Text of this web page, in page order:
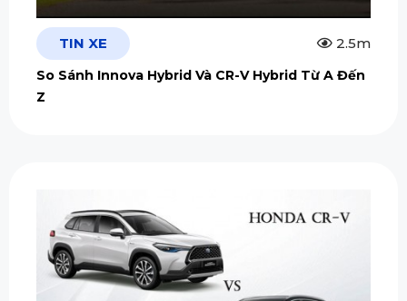
TIN XE 2.5m
So Sánh Innova Hybrid Và CR-V Hybrid Từ A Đến
Z